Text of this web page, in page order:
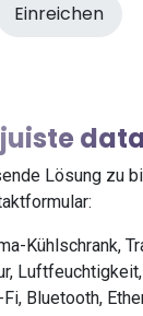
Einreichen
Lösung zu
Kühlschrank,
Luftfeuchtigkeit,
Fi, Bluetooth,